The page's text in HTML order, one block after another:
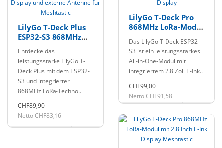
LilyGo T-Deck Plus
ESP32-S3 868MHz
Zoll Display und
externe Antenne
für Meshtastic
Entdecke das
leistungsstarke LilyGo T-
Deck Plus mit dem ESP32-
S3 und integrierter
868MHz LoRa-Techno..
CHF89,90
Netto CHF83,16
LilyGo T-Deck Pro
868MHz LoRa-Modul
Display
Das LilyGo T-Deck ESP32-
S3 ist ein leistungsstarkes
All-in-One-Modul mit
integriertem 2.8 Zoll E-Ink..
CHF99,00
Netto CHF91,58